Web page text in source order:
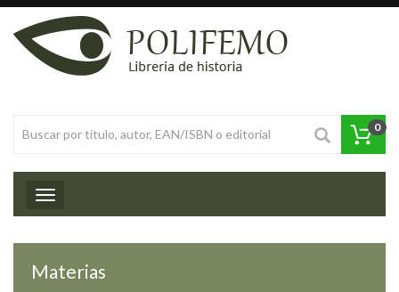
0
Toggle navigation
Materias